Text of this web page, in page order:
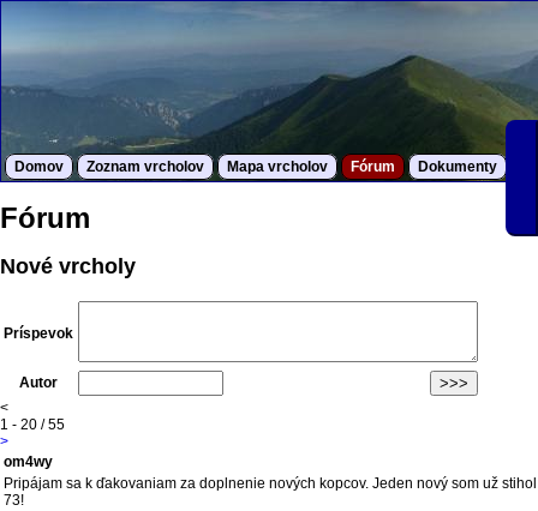
Domov Zoznam vrcholov Mapa vrcholov Fórum Dokumenty
Fórum
Nové vrcholy
Príspevok
Autor
<
1 - 20 / 55
>
om4wy
Pripájam sa k ďakovaniam za doplnenie nových kopcov. Jeden nový som už
73!